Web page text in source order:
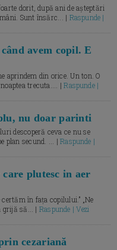
dorit, după ani de așteptări
Sunt însărc... | Raspunde |
avem copil. E
aprindem din orice. Un ton. O
trecuta.... |Raspunde |
nu doar parinti
descoperă ceva ce nu se
plan secund. ... |Raspunde |
plutesc in aer
în fața copilului.” „Ne
grijă să... | Raspunde | Vezi
cezariană